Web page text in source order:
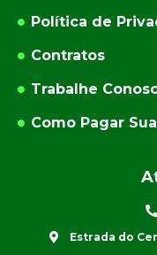
Política de
Contratos
Trabalhe
Como Pagar
Estrada do